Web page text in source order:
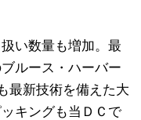
い数量も増加。最
ルース・ハーバー
最新技術を備えた大
キングも当ＤＣで